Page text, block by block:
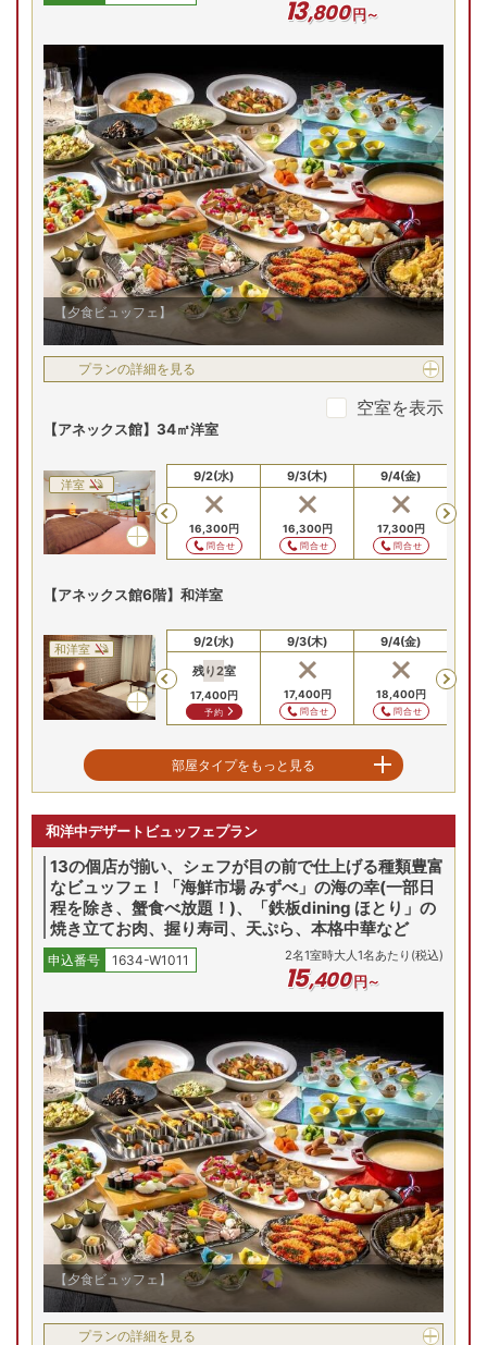
問合せ 予約
13,800円～
【夕食ビュッフェ】
プランの詳細を見る
空室を表示
【アネックス館】34㎡洋室
洋室
Previous
8/31(月)
円
9/1(火)
16,300円
問合せ
9/2(水)
16,300円
問合せ
9/3(木)
16,300円
問合せ
9/4(金)
17,300円
問合せ
【アネックス館6階】和洋室
和洋室
Previous
8/31(月)
円
9/1(火)
17,400円
問合せ
9/2(水)
残り2室
17,400円
予約
9/3(木)
17,400円
問合せ
9/4(金)
18,400円
問合せ
【アネックス館】最上階和み客室
和洋室
Previous
円 19,600円
問合せ
19,600円
問合せ
19,600 円
予約
20,600円
問合せ
【東館】 和モダン客室
Previous
8/31(月)
問合せ
9/1(火)
問合せ
9/2(水)
予約
9/3(木)
部屋タイプをもっと見る
和洋中デザートビュッフェプラン
13の個店が揃い、シェフが目の前で仕上げる種類豊富
なビュッフェ！「海鮮市場 みずべ」の海の幸(一部日
程を除き、蟹食べ放題！)、「鉄板dining ほとり」の
焼き立てお肉、握り寿司、天ぷら、本格中華など
申込番号 1634-W1011 2名1室時大人1名あたり(税込)
15,400円～
【夕食ビュッフェ】
プランの詳細を見る